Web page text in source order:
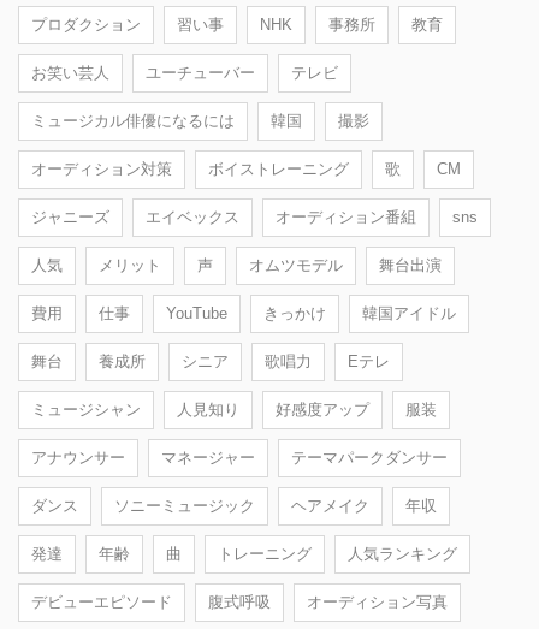
プロダクション 習い事 NHK 事務所 教育
お笑い芸人 ユーチューバー テレビ
ミュージカル俳優になるには 韓国 撮影
オーディション対策 ボイストレーニング 歌 CM
ジャニーズ エイベックス オーディション番組 sns
人気 メリット 声 オムツモデル 舞台出演
費用 仕事 YouTube きっかけ 韓国アイドル
舞台 養成所 シニア 歌唱力 Eテレ
ミュージシャン 人見知り 好感度アップ 服装
アナウンサー マネージャー テーマパークダンサー
ダンス ソニーミュージック ヘアメイク 年収
発達 年齢 曲 トレーニング 人気ランキング
デビューエピソード 腹式呼吸 オーディション写真